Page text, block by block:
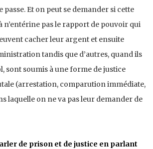
passe. Et on peut se demander si cette
pas le rapport de pouvoir qui
cacher leur argent et ensuite
tandis que d’autres, quand ils
sont soumis à une forme de justice
(arrestation, comparution immédiate,
laquelle on ne va pas leur demander de
de prison et de justice en parlant